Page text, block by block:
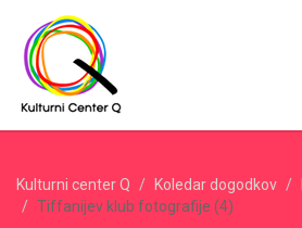
Kulturni center Q Koledar dogodkov
Tiffanijev klub fotografije (4)